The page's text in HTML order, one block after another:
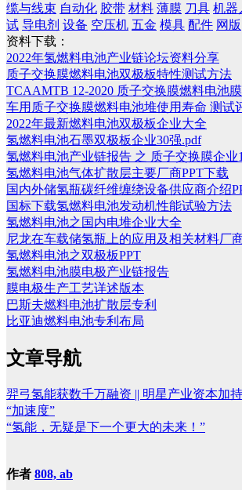
缆与线束 自动化 胶带 材料 薄膜 刀具 机器
试 导电剂 设备 空压机 五金 模具 配件 网版
资料下载：
2022年氢燃料电池产业链论坛资料分享
质子交换膜燃料电池双极板特性测试方法
TCAAMTB 12-2020 质子交换膜燃料电池
车用质子交换膜燃料电池堆使用寿命 测试
2022年最新燃料电池双极板企业大全
氢燃料电池石墨双极板企业30强.pdf
氢燃料电池产业链报告 之 质子交换膜企业
氢燃料电池气体扩散层主要厂商PPT下载
国内外储氢瓶碳纤维缠绕设备供应商介绍
国标下载氢燃料电池发动机性能试验方法
氢燃料电池之国内电堆企业大全
尼龙在车载储氢瓶上的应用及相关材料厂
氢燃料电池之双极板PPT
氢燃料电池膜电极产业链报告
膜电极生产工艺详述版本
巴斯夫燃料电池扩散层专利
比亚迪燃料电池专利布局
文章导航
羿弓氢能获数千万融资 || 明星产业资本加
“加速度”
“氢能，无疑是下一个更大的未来！”
作者 808, ab